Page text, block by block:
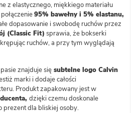
z elastycznego, miękkiego materiału
95% bawełny i 5% elastanu,
dopasowanie i swobodę ruchów przez
(Classic Fit) sprawia, że bokserki
ruchów, a przy tym wyglądają
znajduje się subtelne logo Calvin
marki i dodaje całości
Produkt zapakowany jest w
dzięki czemu doskonale
dla bliskiej osoby.